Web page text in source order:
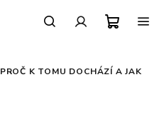
K TOMU DOCHÁZÍ A JAK